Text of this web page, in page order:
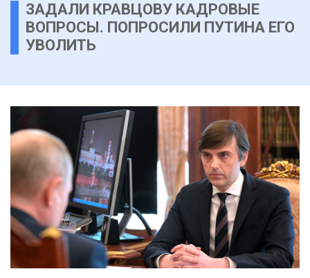
ЗАДАЛИ КРАВЦОВУ КАДРОВЫЕ
ВОПРОСЫ. ПОПРОСИЛИ ПУТИНА ЕГО
УВОЛИТЬ